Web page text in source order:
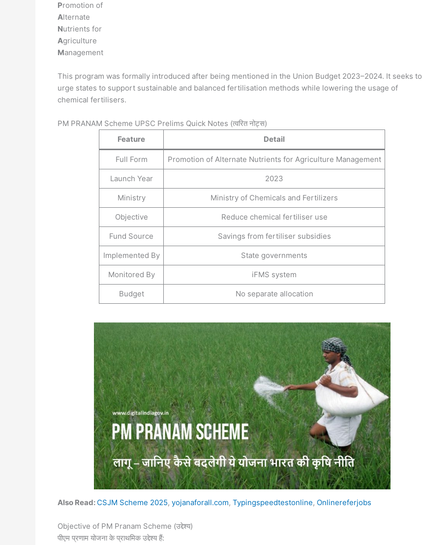
Promotion of
Alternate
Nutrients for
Agriculture
Management
This program was formally introduced after being mentioned in the Union Budget 2023–2024. It seeks to
urge states to support sustainable and balanced fertilisation methods while lowering the usage of
chemical fertilisers.
PM PRANAM Scheme UPSC Prelims Quick Notes (त्वरित नोट्स)
Feature
Detail
Full Form Promotion of Alternate Nutrients for Agriculture Management
Launch Year 2023
Ministry Ministry of Chemicals and Fertilizers
Objective Reduce chemical fertiliser use
Fund Source Savings from fertiliser subsidies
Implemented By State governments
Monitored By iFMS system
Budget No separate allocation
Also Read: CSJM Scheme 2025, yojanaforall.com, Typingspeedtestonline, Onlinereferjobs
Objective of PM Pranam Scheme (उद्देश्य)
पीएम प्रणाम योजना के प्राथमिक उद्देश्य हैं: